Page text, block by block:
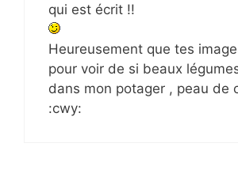
qui est écrit !!
Heureusement que tes
pour voir de si beaux
dans mon potager , peau de
:cwy: